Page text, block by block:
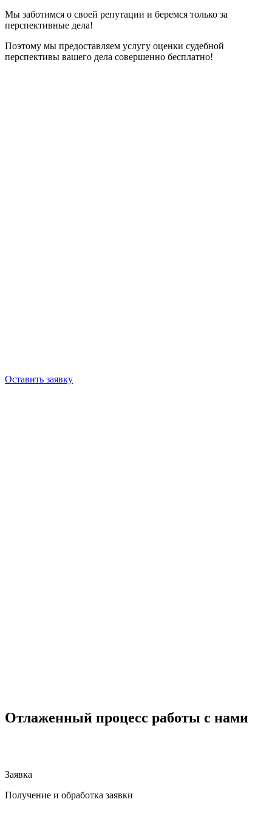
Мы заботимся о своей репутации и беремся только за
перспективные дела!
Поэтому мы предоставляем услугу оценки судебной
перспективы вашего дела совершенно бесплатно!
Оставить заявку
Отлаженный процесс работы с нами
Заявка
Получение и обработка заявки